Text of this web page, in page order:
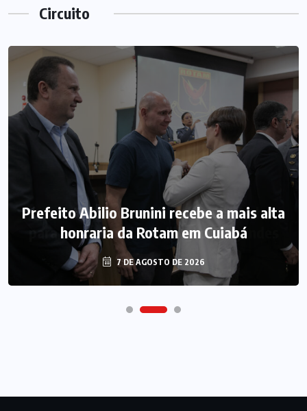
Circuito
Prefeito Abilio Brunini recebe a mais alta
honraria da Rotam em Cuiabá
7 DE AGOSTO DE 2026